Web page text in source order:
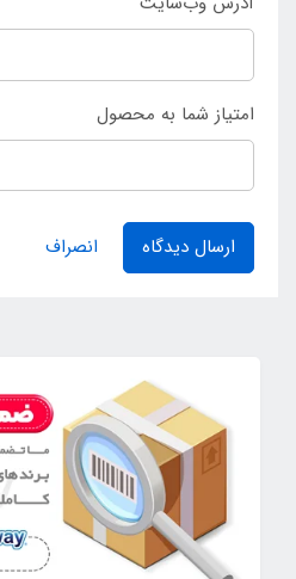
امتیاز شما به محصول
ارسال دیدگاه انصراف